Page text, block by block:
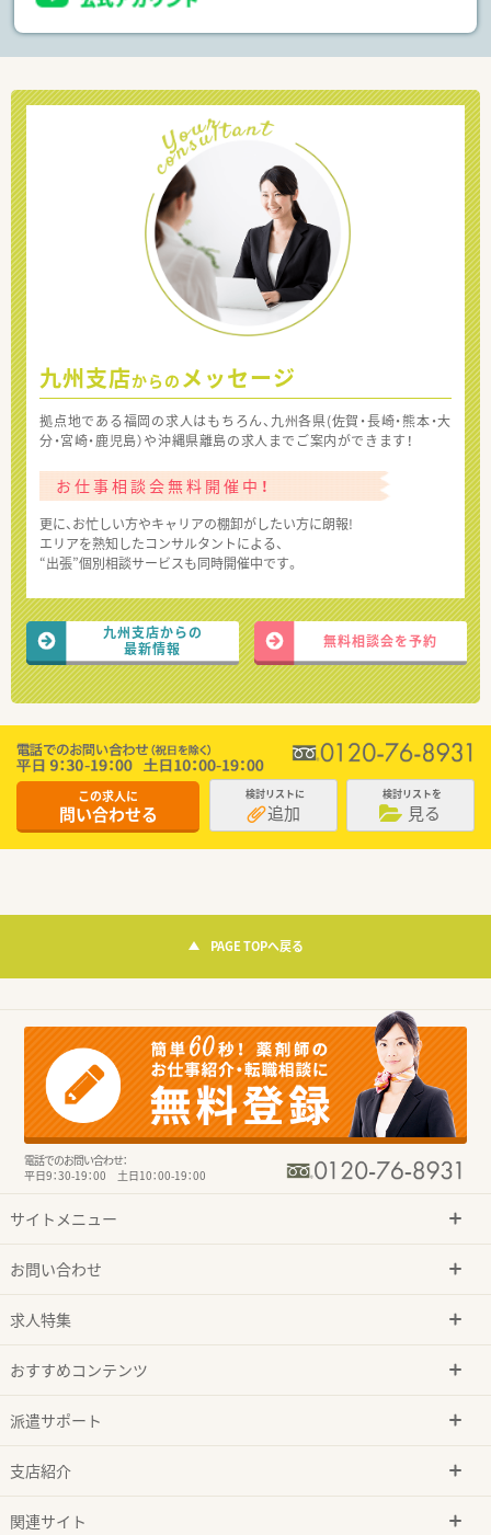
九州支店からの メッセージ
拠点地である福岡の求人はもちろん、九州各県(佐賀・長崎・熊本・大
分・宮崎・鹿児島）や沖縄県離島の求人までご案内ができます！
お仕事相談会無料開催中！
更に、お忙しい方やキャリアの棚卸がしたい方に朗報!
エリアを熟知したコンサルタントによる、
“出張”個別相談サービスも同時開催中です。
九州支店からの
最新情報
無料相談会を予約
この求人に
問い合わせる
検討リストに
追加
検討リストを
見る
PAGE TOPへ戻る
電話でのお問い合わせ：
平日9：30-19：00 土日10：00-19：00
サイトメニュー
お問い合わせ
求人特集
おすすめコンテンツ
派遣サポート
支店紹介
関連サイト